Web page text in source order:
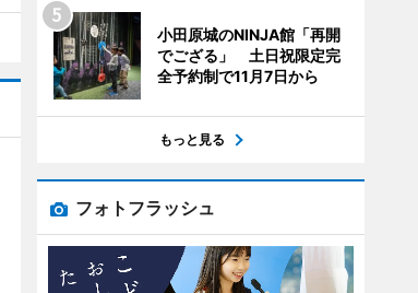
小田原城のNINJA館「再開
でござる」 土日祝限定完
全予約制で11月7日から
もっと見る
フォトフラッシュ